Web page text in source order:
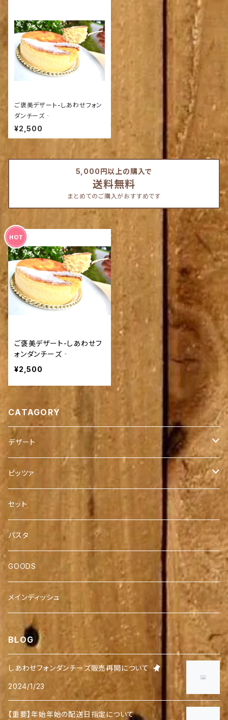
ご褒美デザート-しあわせフォン
ダンチーズ‐
¥2,500
5,000円以上の購入で
送料無料
まとめてのご購入がおすすめです
ご褒美デザート-しあわせフ
ォンダンチーズ‐
¥2,500
CATAGORY
デザート
ホールケーキ
チーズケーキ
ピッツァ
2枚セット
４枚セット
セット
パスタ
GOODS
メインディッシュ
BLOG
しあわせフォンダンチーズ販売再開について
2024/1/23
【重要】年始年始の配送日指定について